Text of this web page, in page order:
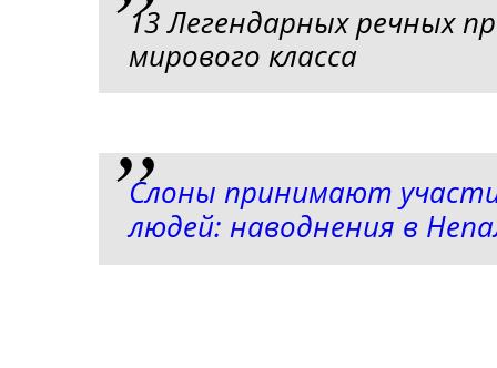
13 Легендарных речных
мирового класса
Слоны принимают
людей: наводнения в